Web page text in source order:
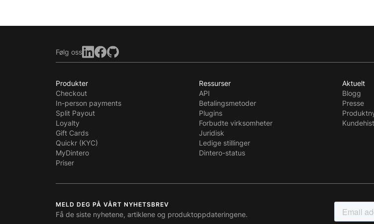
Følg oss
Produkter
Checkout
In-person payments
Split Payout
Loyalty
Gift Cards
Quickr (KYC)
MyDintero
Priser
Ressurser
API
Betalingsmetoder
Plugins
Forbudte virksomheter
Juridisk
Ledige stillinger
Dintero-status
Aktuelt
Blogg
Presse
MELD DEG PÅ VÅRT NYHETSBREV
Få de siste nyhetene, artiklene og produktoppdateringene.